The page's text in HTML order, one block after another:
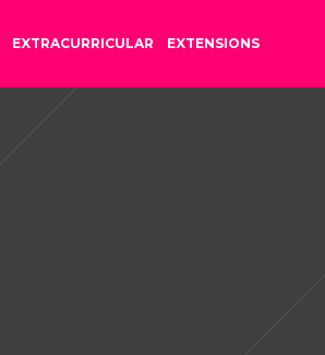
EXTRACURRICULAR EXTENSIONS